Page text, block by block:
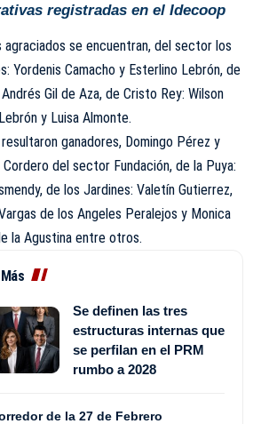
registradas en el Idecoop
agraciados se encuentran, del sector los
Yordenis Camacho y Esterlino Lebrón, de
Gil de Aza, de Cristo Rey: Wilson
y Luisa Almonte.
resultaron ganadores, Domingo Pérez y
del sector Fundación, de la Puya:
de los Jardines: Valetín Gutierrez,
de los Angeles Peralejos y Monica
la Agustina entre otros.
Se definen las tres
estructuras internas que
se perfilan en el PRM
rumbo a 2028
de la 27 de Febrero